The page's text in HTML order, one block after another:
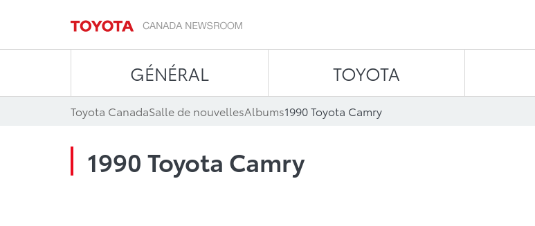
GÉNÉRAL TOYOTA
Toyota CanadaSalle de nouvellesAlbums1990 Toyota Camry
1990 Toyota Camry